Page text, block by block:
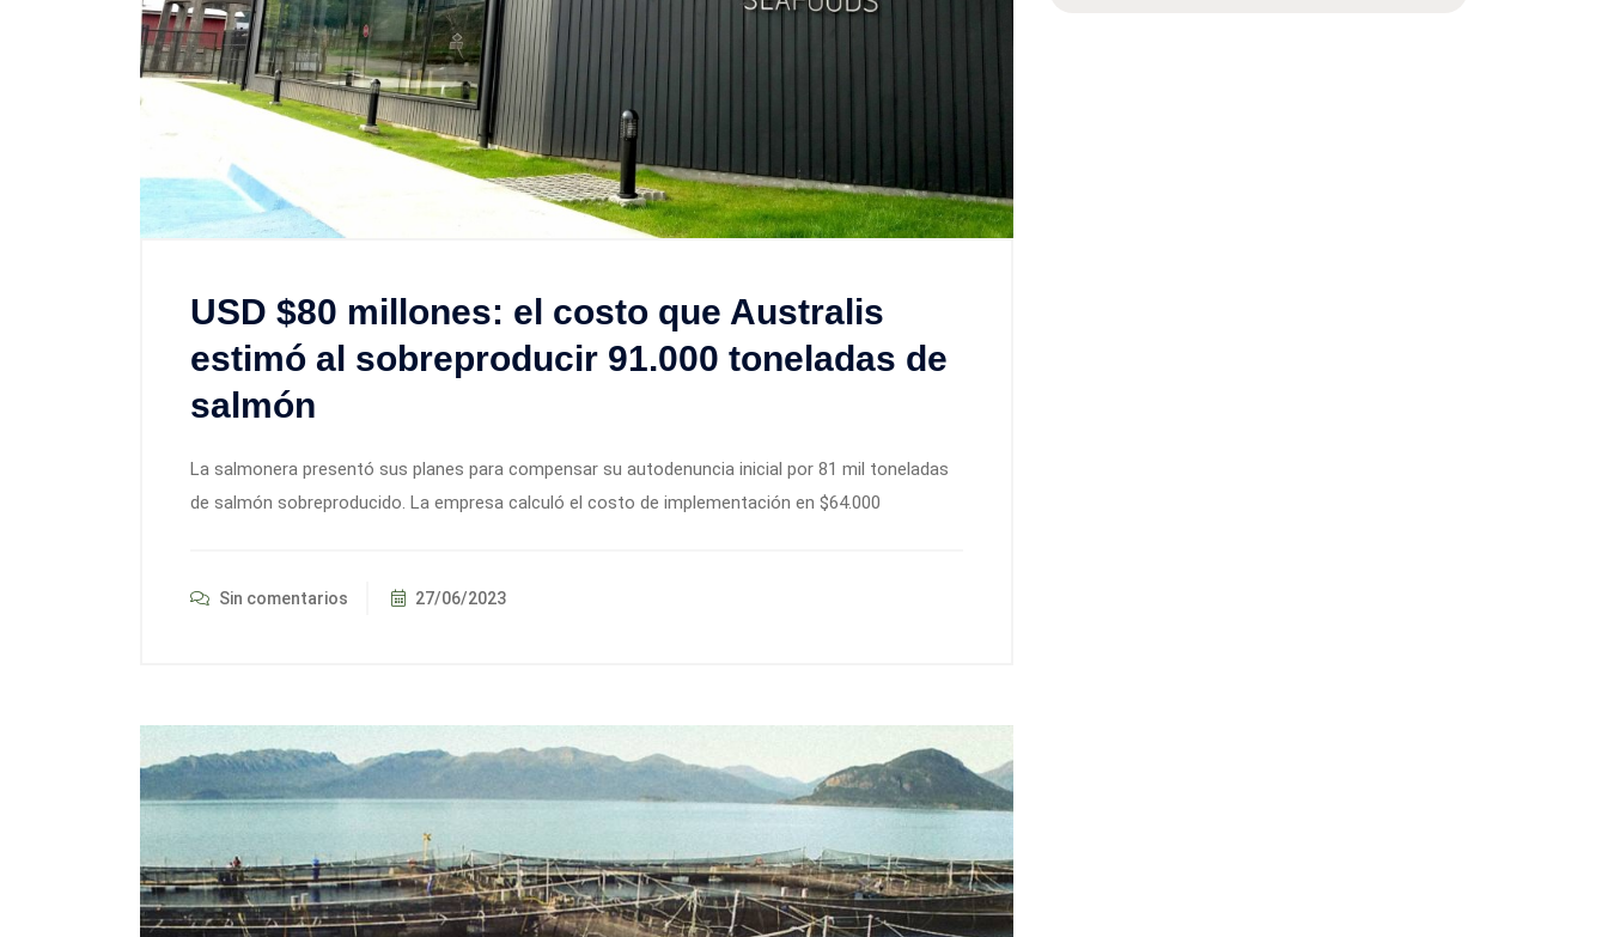
USD $80 millones: el costo que Australis
estimó al sobreproducir 91.000 toneladas de
salmón
La salmonera presentó sus planes para compensar su autodenuncia inicial por 81 mil toneladas
de salmón sobreproducido. La empresa calculó el costo de implementación en $64.000
Sin comentarios 27/06/2023